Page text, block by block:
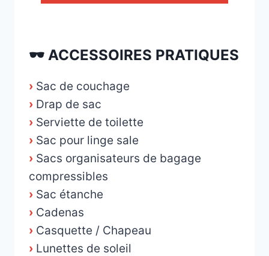
🕶️ ACCESSOIRES PRATIQUES
› Sac de couchage
› Drap de sac
› Serviette de toilette
› Sac pour linge sale
› Sacs organisateurs de bagage
compressibles
› Sac étanche
› Cadenas
› Casquette / Chapeau
› Lunettes de soleil